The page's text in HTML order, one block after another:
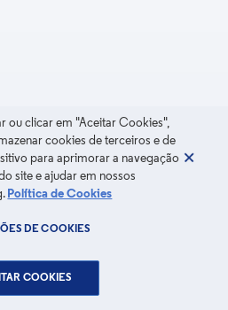
ou clicar em "Aceitar Cookies",
cookies de terceiros e de
para aprimorar a navegação
site e ajudar em nossos
Política de Cookies
DE COOKIES
COOKIES